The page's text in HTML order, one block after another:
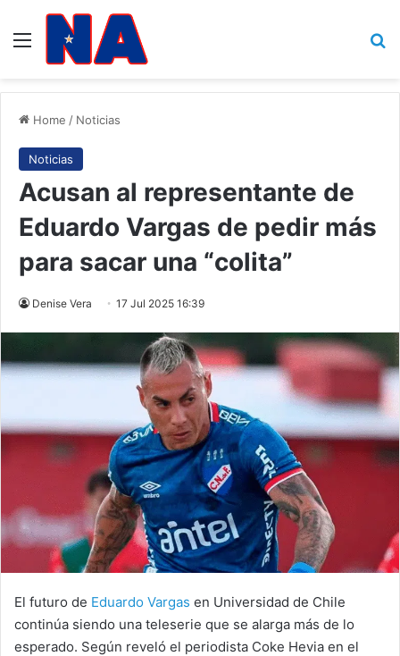
Menu
Home / Noticias
Noticias
Acusan al representante de
Eduardo Vargas de pedir más
para sacar una “colita”
Denise Vera 17 Jul 2025 16:39
El futuro de Eduardo Vargas en Universidad de Chile
continúa siendo una teleserie que se alarga más de lo
esperado. Según reveló el periodista Coke Hevia en el